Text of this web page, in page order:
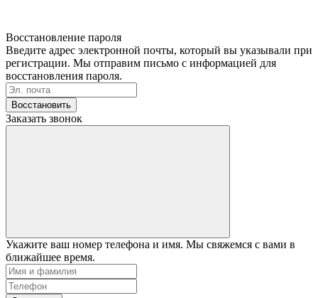
Восстановление пароля
Введите адрес электронной почты, который вы указывали при
регистрации. Мы отправим письмо с информацией для
восстановления пароля.
Восстановить
Заказать звонок
Укажите ваш номер телефона и имя. Мы свяжемся с вами в
ближайшее время.